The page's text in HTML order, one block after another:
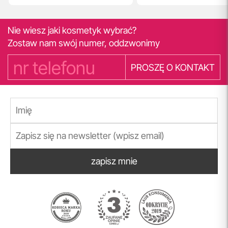
Nie wiesz jaki kosmetyk wybrać?
Zostaw nam swój numer, oddzwonimy
PROSZĘ O KONTAKT
zapisz mnie